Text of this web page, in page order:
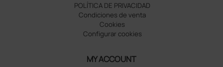
POLÍTICA DE PRIVACIDAD
Condiciones de venta
Cookies
Configurar cookies
MY ACCOUNT